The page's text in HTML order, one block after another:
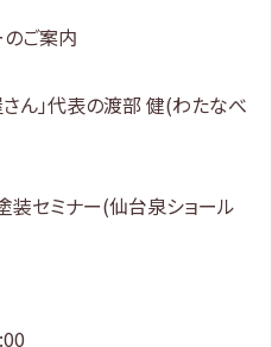
のご案内
さん」代表の渡部 健(わたなべ
装セミナー(仙台泉ショール